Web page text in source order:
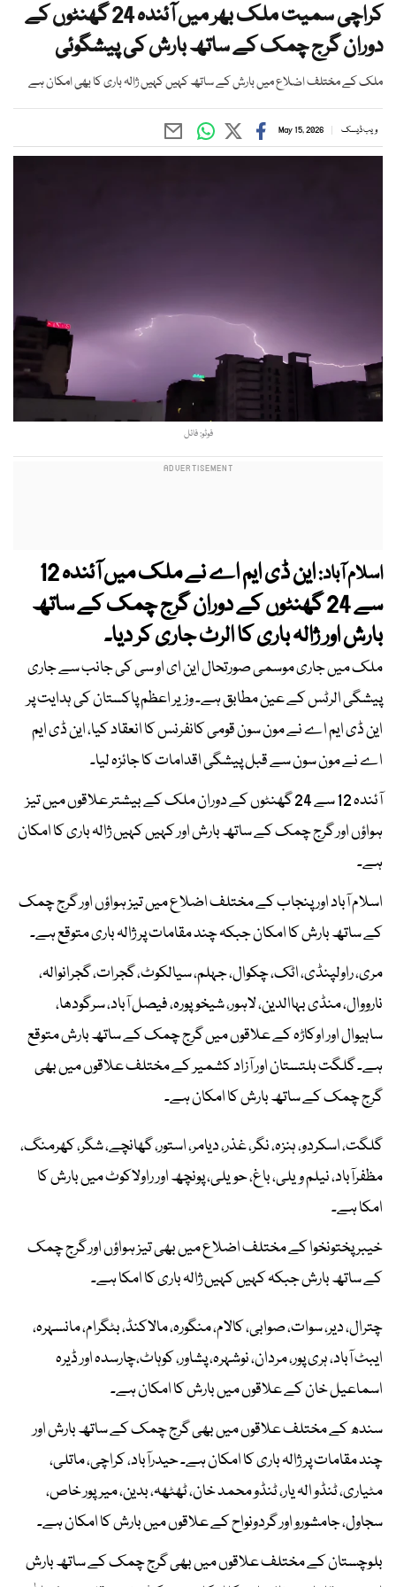
کراچی سمیت ملک بھر میں آئندہ 24 گھنٹوں کے
دوران گرج چمک کے ساتھ بارش کی پیشگوئی
ملک کے مختلف اضلاع میں بارش کے ساتھ کہیں کہیں ژالہ باری کا بھی امکان ہے
ویب ڈیسک May 15, 2026
فوٹو: فائل
اسلام آباد:
این ڈی ایم اے نے ملک میں آئندہ 12
سے 24 گھنٹوں کے دوران گرج چمک کے ساتھ
بارش اور ژالہ باری کا الرٹ جاری کر دیا۔
ملک میں جاری موسمی صورتحال این ای او سی کی جانب سے جاری
پیشگی الرٹس کے عین مطابق ہے۔ وزیر اعظم پاکستان کی ہدایت پر
این ڈی ایم اے نے مون سون قومی کانفرنس کا انعقاد کیا، این ڈی ایم
اے نے مون سون سے قبل پیشگی اقدامات کا جائزہ لیا۔
آئندہ 12 سے 24 گھنٹوں کے دوران ملک کے بیشتر علاقوں میں تیز
ہواؤں اور گرج چمک کے ساتھ بارش اور کہیں کہیں ژالہ باری کا امکان
ہے۔
اسلام آباد اور پنجاب کے مختلف اضلاع میں تیز ہواؤں اور گرج چمک
کے ساتھ بارش کا امکان جبکہ چند مقامات پر ژالہ باری متوقع ہے۔
مری، راولپنڈی، اٹک، چکوال، جہلم، سیالکوٹ، گجرات، گجرانوالہ،
نارووال، منڈی بہاالدین، لاہور، شیخوپورہ، فیصل آباد، سرگودھا،
ساہیوال اور اوکاڑہ کے علاقوں میں گرج چمک کے ساتھ بارش متوقع
ہے۔ گلگت بلتستان اور آزاد کشمیر کے مختلف علاقوں میں بھی
گرج چمک کے ساتھ بارش کا امکان ہے۔
گلگت، اسکردو، ہنزہ، نگر، غذر، دیامر، استور، گھانچے، شگر، کھرمنگ،
مظفرآباد، نیلم ویلی، باغ، حویلی، پونچھ اور راولاکوٹ میں بارش کا
امکا ہے۔
خیبر پختونخوا کے مختلف اضلاع میں بھی تیز ہواؤں اور گرج چمک
کے ساتھ بارش جبکہ کہیں کہیں ژالہ باری کا امکا ہے۔
چترال، دیر، سوات، صوابی، کالام، منگورہ، مالاکنڈ، بٹگرام، مانسہرہ،
ایبٹ آباد، ہری پور، مردان، نوشہرہ، پشاور، کوہاٹ،چارسدہ اور ڈیرہ
اسماعیل خان کے علاقوں میں بارش کا امکان ہے۔
سندھ کے مختلف علاقوں میں بھی گرج چمک کے ساتھ بارش اور
چند مقامات پر ژالہ باری کا امکان ہے۔ حیدرآباد، کراچی، ماتلی،
مٹیاری، ٹنڈو الہ یار، ٹنڈو محمد خان، ٹھٹھہ، بدین، میرپور خاص،
سجاول، جامشورو اور گردونواح کے علاقوں میں بارش کا امکان ہے۔
بلوچستان کے مختلف علاقوں میں بھی گرج چمک کے ساتھ بارش